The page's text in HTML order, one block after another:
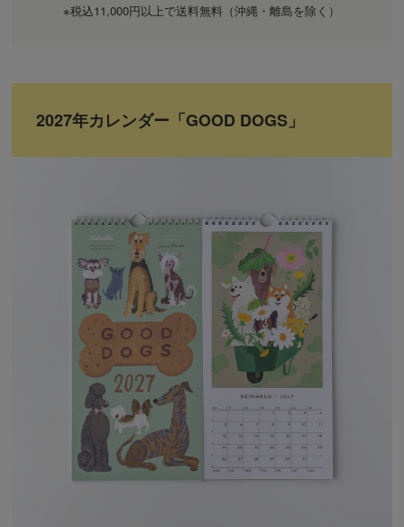
※税込11,000円以上で送料無料（沖縄・離島を除く）
2027年カレンダー「GOOD DOGS」